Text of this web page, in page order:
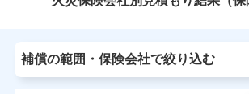
補償の範囲・保険会社で絞り込む